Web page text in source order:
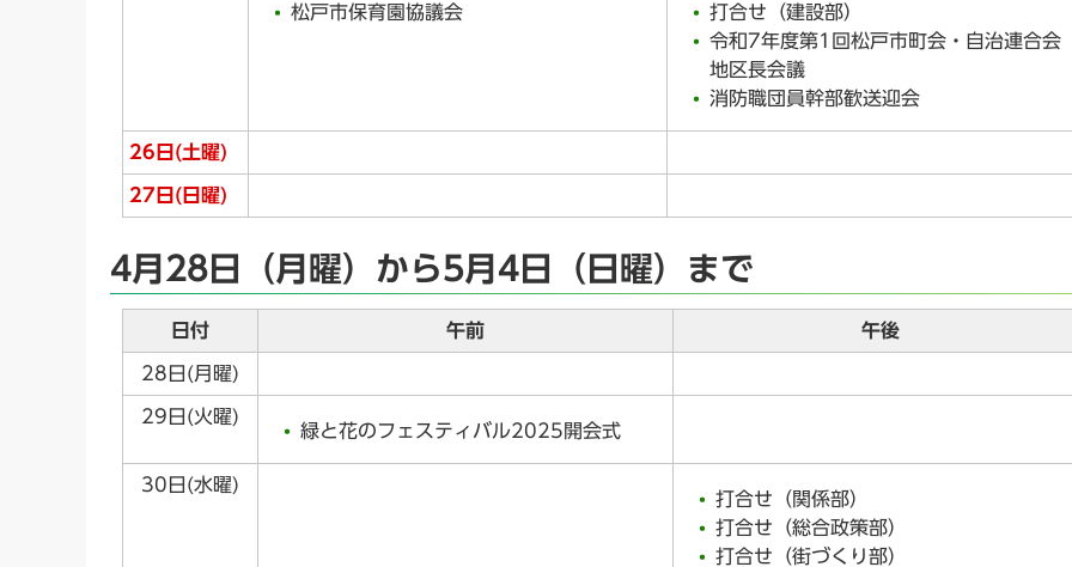
松戸市保育園協議会
打合せ（建設部）
令和7年度第1回松戸市町会・自治連合会
地区長会議
消防職団員幹部歓送迎会
26日(土曜)
27日(日曜)
4月28日（月曜）から5月4日（日曜）まで
日付 午前 午後
28日(月曜)
29日(火曜)
緑と花のフェスティバル2025開会式
30日(水曜)
打合せ（関係部）
打合せ（総合政策部）
打合せ（街づくり部）